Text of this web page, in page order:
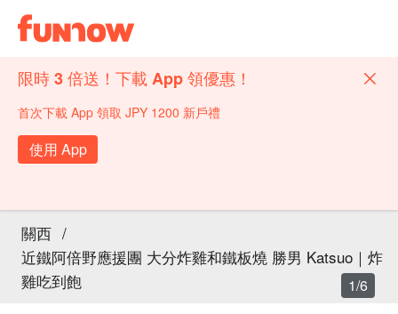
限時 3 倍送！下載 App 領優惠！
首次下載 App 領取 JPY 1200 新戶禮
使用 App
關西 /
近鐵阿倍野應援團 大分炸雞和鐵板燒 勝男 Katsuo｜炸
雞吃到飽
1/6